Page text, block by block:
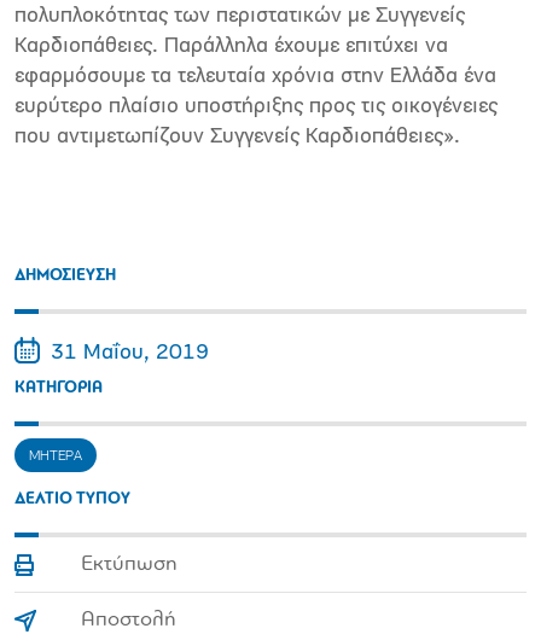
πολυπλοκότητας των περιστατικών με Συγγενείς
Καρδιοπάθειες. Παράλληλα έχουμε επιτύχει να
εφαρμόσουμε τα τελευταία χρόνια στην Ελλάδα ένα
ευρύτερο πλαίσιο υποστήριξης προς τις οικογένειες
που αντιμετωπίζουν Συγγενείς Καρδιοπάθειες».
ΔΗΜΟΣΙΕΥΣΗ
31 Μαΐου, 2019
ΚΑΤΗΓΟΡΙΑ
ΜΗΤΕΡΑ
ΔΕΛΤΙΟ ΤΥΠΟΥ
Εκτύπωση
Αποστολή